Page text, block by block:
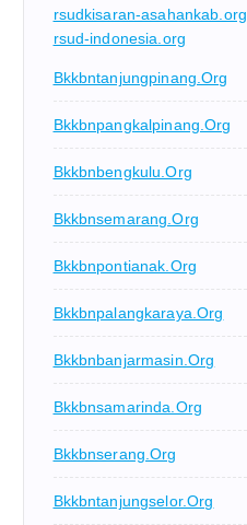
rsudkisaran-asahankab.org
rsud-indonesia.org
Bkkbntanjungpinang.org
Bkkbnpangkalpinang.org
Bkkbnbengkulu.org
Bkkbnsemarang.org
Bkkbnpontianak.org
Bkkbnpalangkaraya.org
Bkkbnbanjarmasin.org
Bkkbnsamarinda.org
Bkkbnserang.org
Bkkbntanjungselor.org